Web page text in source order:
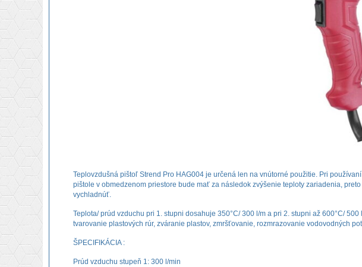
Teplovzdušná pištoľ Strend Pro HAG004 je určená len na vnútorné použitie. Pri
pištole v obmedzenom priestore bude mať za následok zvýšenie teploty zariadenia,
vychladnúť.
Teplota/ prúd vzduchu pri 1. stupni dosahuje 350°C/ 300 l/m a pri 2. stupni až 600°C/
tvarovanie plastových rúr, zváranie plastov, zmršťovanie, rozmrazovanie vodovodných
ŠPECIFIKÁCIA :
Prúd vzduchu stupeň 1: 300 l/min